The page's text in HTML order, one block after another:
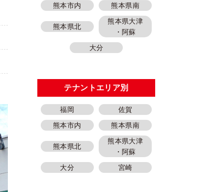
熊本市内
熊本県南
熊本県北
熊本県大津
・阿蘇
大分
テナントエリア別
福岡
佐賀
熊本市内
熊本県南
熊本県北
熊本県大津
・阿蘇
大分
宮崎